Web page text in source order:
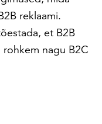
reklaami.
et B2B
nagu B2C